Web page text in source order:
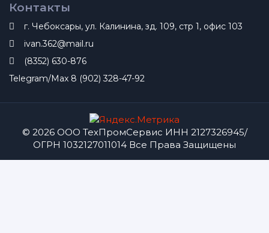
Контакты
г. Чебоксары, ул. Калинина, зд. 109, стр 1, офис 103
ivan.362@mail.ru
(8352) 630-876
Telegram/Max 8 (902) 328-47-92
© 2026 ООО ТехПромСервис ИНН 2127326945/
ОГРН 1032127011014 Все Права Защищены